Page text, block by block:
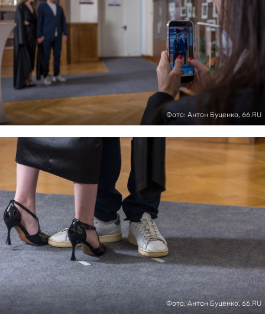
Фото: Антон Буценко, 66.RU
Фото: Антон Буценко, 66.RU